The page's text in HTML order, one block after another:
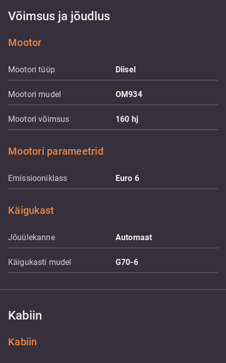
Võimsus ja jõudlus
Mootor
Mootori tüüp Diisel
Mootori mudel OM934
Mootori võimsus 160 hj
Mootori parameetrid
Emissiooniklass Euro 6
Käigukast
Jõuülekanne Automaat
Käigukasti mudel G70-6
Kabiin
Kabiin